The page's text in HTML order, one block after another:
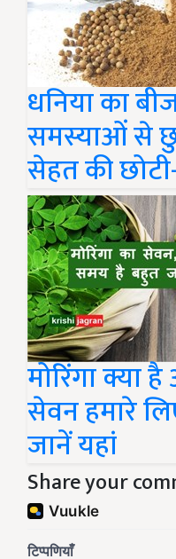
धनिया का
समस्याओं से
सेहत की
मोरिंगा क्या
सेवन हमारे
जानें यहां
Share your